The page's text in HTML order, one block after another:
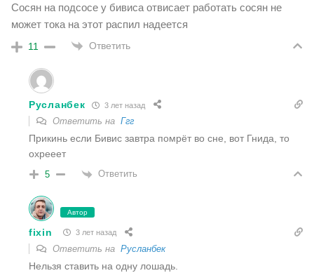
Сосян на подсосе у бивиса отвисает работать сосян не
может тока на этот распил надеется
11 Ответить
Русланбек 3 лет назад
Ответить на Ггг
Прикинь если Бивис завтра помрёт во сне, вот Гнида, то
охрееет
5 Ответить
Автор
fixin 3 лет назад
Ответить на Русланбек
Нельзя ставить на одну лошадь.